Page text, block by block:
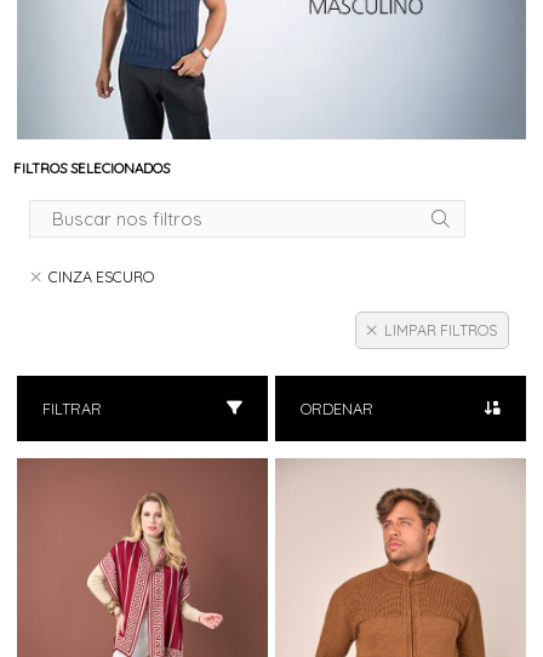
FILTROS SELECIONADOS
CINZA ESCURO
LIMPAR FILTROS
FILTRAR ORDENAR